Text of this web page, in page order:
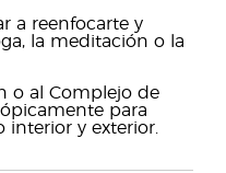
a reenfocarte y
la meditación o la
o al Complejo de
para
interior y exterior.